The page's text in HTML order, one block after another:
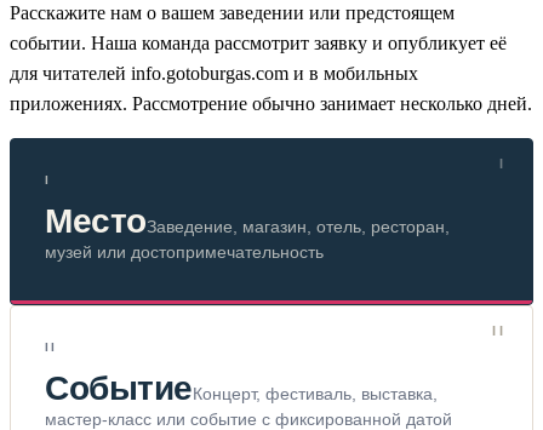
Расскажите нам о вашем заведении или предстоящем
событии. Наша команда рассмотрит заявку и опубликует её
для читателей info.gotoburgas.com и в мобильных
приложениях. Рассмотрение обычно занимает несколько дней.
I
МестоЗаведение, магазин, отель, ресторан,
музей или достопримечательность
II
СобытиеКонцерт, фестиваль, выставка,
мастер-класс или событие с фиксированной датой